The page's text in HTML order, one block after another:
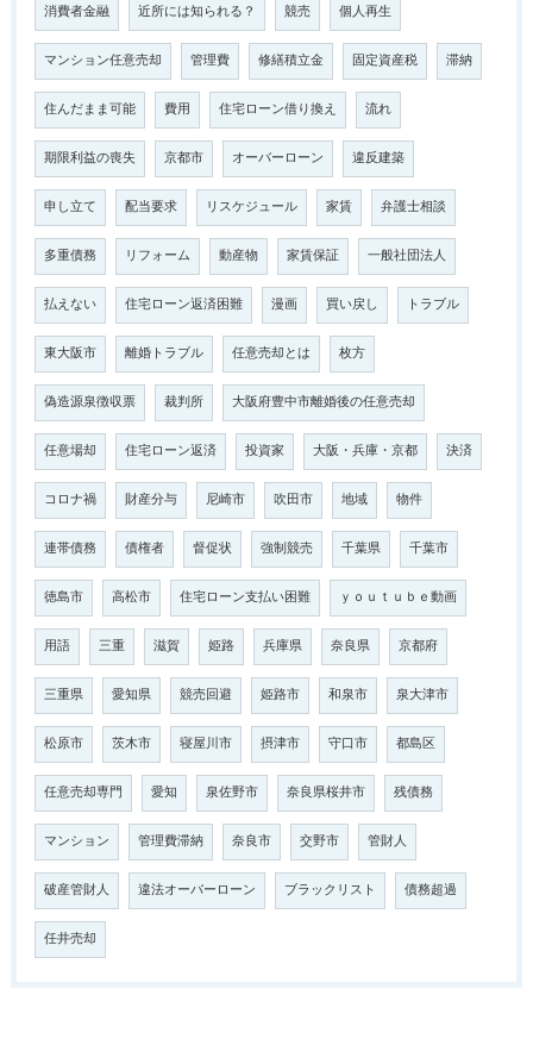
消費者金融 近所には知られる？ 競売 個人再生
マンション任意売却 管理費 修繕積立金 固定資産税 滞納
住んだまま可能 費用 住宅ローン借り換え 流れ
期限利益の喪失 京都市 オーバーローン 違反建築
申し立て 配当要求 リスケジュール 家賃 弁護士相談
多重債務 リフォーム 動産物 家賃保証 一般社団法人
払えない 住宅ローン返済困難 漫画 買い戻し トラブル
東大阪市 離婚トラブル 任意売却とは 枚方
偽造源泉徴収票 裁判所 大阪府豊中市離婚後の任意売却
任意場却 住宅ローン返済 投資家 大阪・兵庫・京都 決済
コロナ禍 財産分与 尼崎市 吹田市 地域 物件
連帯債務 債権者 督促状 強制競売 千葉県 千葉市
徳島市 高松市 住宅ローン支払い困難 ｙｏｕｔｕｂｅ動画
用語 三重 滋賀 姫路 兵庫県 奈良県 京都府
三重県 愛知県 競売回避 姫路市 和泉市 泉大津市
松原市 茨木市 寝屋川市 摂津市 守口市 都島区
任意売却専門 愛知 泉佐野市 奈良県桜井市 残債務
マンション 管理費滞納 奈良市 交野市 管財人
破産管財人 違法オーバーローン ブラックリスト 債務超過
任井売却